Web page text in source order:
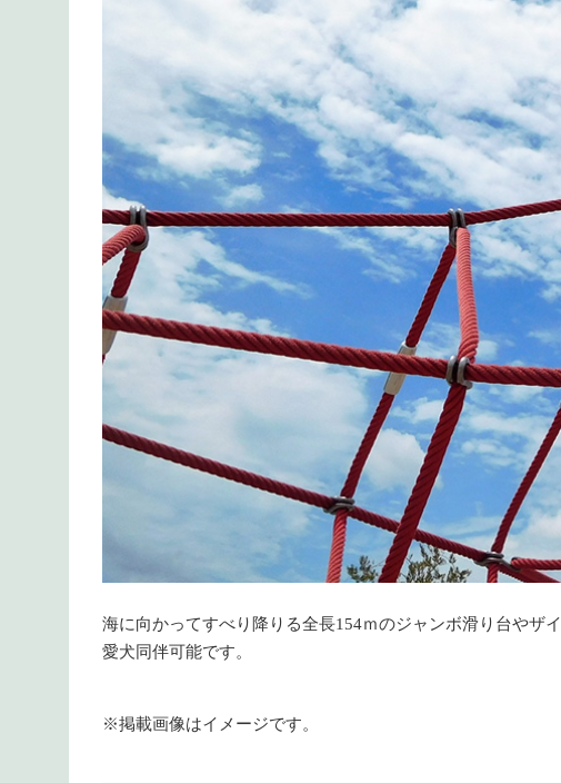
海に向かってすべり降りる全長154ｍのジャンボ滑り台やザ
愛犬同伴可能です。
※掲載画像はイメージです。